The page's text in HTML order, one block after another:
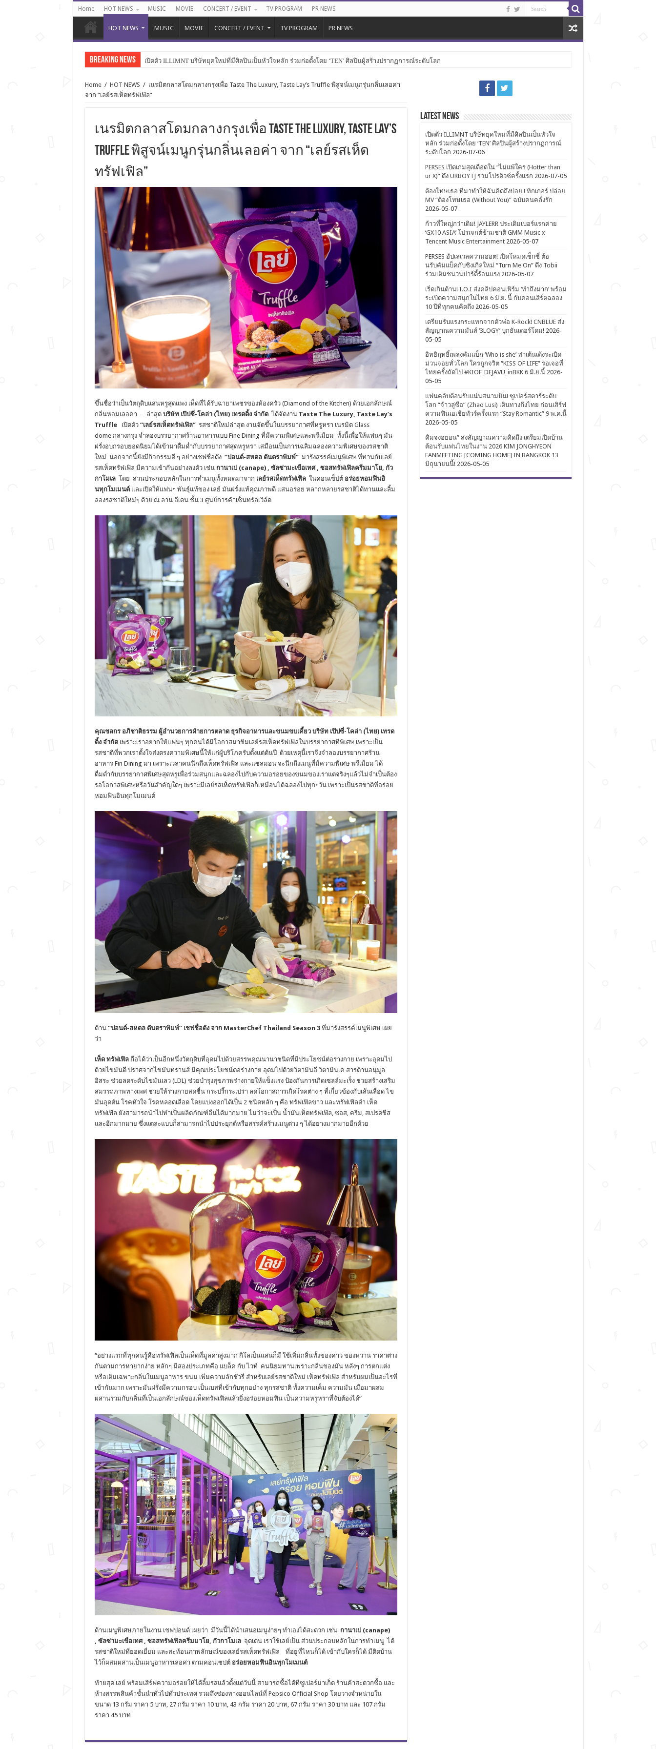
Home HOT NEWS MUSIC MOVIE CONCERT / EVENT TV PROGRAM PR NEWS
HOT NEWS MUSIC MOVIE CONCERT / EVENT TV PROGRAM PR NEWS
Breaking News เปิดตัว ILLIMNT บริษัทยุคใหม่ที่มีศิลปินเป็นหัวใจหลัก ร่วมก่อตั้งโดย ‘TEN’ ศิลปินผู้สร้างปรากฏการณ์ระดับโลก
Home / HOT NEWS / เนรมิตกลาสโดมกลางกรุงเพื่อ Taste The Luxury, Taste Lay’s Truffle พิสูจน์เมนูกรุ่นกลิ่นเลอค่า
จาก “เลย์รสเห็ดทรัฟเฟิล”
เนรมิตกลาสโดมกลางกรุงเพื่อ Taste The Luxury, Taste Lay’s
Truffle พิสูจน์เมนูกรุ่นกลิ่นเลอค่า จาก “เลย์รสเห็ด
ทรัฟเฟิล”
ขึ้นชื่อว่าเป็นวัตถุดิบแสนหรูสุดแพง เห็ดที่ได้รับฉายาเพชรของห้องครัว (Diamond of the Kitchen) ด้วยเอกลักษณ์
กลิ่นหอมเลอค่า … ล่าสุด บริษัท เป๊ปซี่-โคล่า (ไทย) เทรดดิ้ง จำกัดได้จัดงาน Taste The Luxury, Taste Lay’s
Truffle
เปิดตัว “เลย์รสเห็ดทรัฟเฟิล”รสชาติใหม่ล่าสุด งานจัดขึ้นในบรรยากาศที่หรูหรา เนรมิต Glass
dome กลางกรุง จำลองบรรยากาศร้านอาหารแบบ Fine Dining ที่มีความพิเศษและพรีเมียม ทั้งนี้เพื่อให้แฟนๆ มัน
ฝรั่งอบกรอบยอดนิยมได้เข้ามาดื่มด่ำกับบรรยากาศสุดหรูหรา เสมือนเป็นการเฉลิมฉลองความพิเศษของรสชาติ
ใหม่ นอกจากนี้ยังมีกิจกรรมดี ๆ อย่างเชฟชื่อดัง “ปอนด์-สหดล ตันตราพิมพ์”มารังสรรค์เมนูพิเศษ ที่ทานกับเลย์
รสเห็ดทรัฟเฟิล มีความเข้ากันอย่างลงตัว เช่น กานาเป (canape) , ซัลซ่ามะเขือเทศ , ซอสทรัฟเฟิลครีมมาโย, กัว
กาโมเลโดย ส่วนประกอบหลักในการทำเมนูทั้งหมดมาจาก เลย์รสเห็ดทรัฟเฟิลในคอนเซ็ปต์ อร่อยหอมฟินอิ
นทุกโมเมนต์ และเปิดให้แฟนๆ พันธุ์แท้ของ เลย์ มันฝรั่งแท้คุณภาพดี แสนอร่อย หลากหลายรสชาติได้ทานและลิ้ม
ลองรสชาติใหม่ๆ ด้วย ณ ลาน อีเดน ชั้น 3 ศูนย์การค้าเซ็นทรัลเวิล์ด
คุณชลกร อภิชาติธรรม ผู้อำนวยการฝ่ายการตลาด ธุรกิจอาหารและขนมขบเคี้ยว บริษัท เป๊ปซี่-โคล่า (ไทย) เทรด
ดิ้ง จำกัดเพราะเราอยากให้แฟนๆ ทุกคนได้มีโอกาสมาชิมเลย์รสเห็ดทรัฟเฟิลในบรรยากาศที่พิเศษ เพราะเป็น
รสชาติที่พวกเราตั้งใจส่งตรงความพิเศษนี้ให้แก่ผู้บริโภครับตั้งแต่ต้นปี ด้วยเหตุนี้เราจึงจำลองบรรยากาศร้าน
อาหาร Fin Dining มา เพราะเวลาคนนึกถึงเห็ดทรัฟเฟิล และแซลมอน จะนึกถึงเมนูที่มีความพิเศษ พรีเมียม ได้
ดื่มด่ำกับบรรยากาศพิเศษสุดหรูเพื่อร่วมสนุกและฉลองไปกับความอร่อยของขนมของเราแต่จริงๆแล้วไม่จำเป็นต้อง
รอโอกาสพิเศษหรือวันสำคัญใดๆ เพราะมีเลย์รสเห็ดทรัฟเฟิลก็เหมือนได้ฉลองไปทุกๆวัน เพราะเป็นรสชาติที่อร่อย
หอมฟินอินทุกโมเมนต์
ด้าน “ปอนด์-สหดล ตันตราพิมพ์” เชฟชื่อดัง จาก MasterChef Thailand Season 3ที่มารังสรรค์เมนูพิเศษ เผย
ว่า
เห็ด ทรัฟเฟิลถือได้ว่าเป็นอีกหนึ่งวัตถุดิบที่อุดมไปด้วยสรรพคุณนานาชนิดที่มีประโยชน์ต่อร่างกาย เพราะอุดมไป
ด้วยไขมันดี ปราศจากไขมันทรานส์ มีคุณประโยชน์ต่อร่างกาย อุดมไปด้วยวิตามินอี วิตามินเค สารต้านอนุมูล
อิสระ ช่วยลดระดับไขมันเลว (LDL) ช่วยบำรุงสุขภาพร่างกายให้แข็งแรง ป้องกันการเกิดเซลล์มะเร็ง ช่วยสร้างเสริม
สมรรถภาพทางเพศ ช่วยให้ร่างกายสดชื่น กระปรี้กระเปร่า ลดโอกาสการเกิดโรคต่าง ๆ ที่เกี่ยวข้องกับเส้นเลือด ไข
มันอุดตัน โรคหัวใจ โรคหลอดเลือด โดยแบ่งออกได้เป็น 2 ชนิดหลัก ๆ คือ ทรัฟเฟิลขาว และทรัฟเฟิลดำ เห็ด
ทรัฟเฟิล ยังสามารถนำไปทำเป็นผลิตภัณฑ์อื่นได้มากมาย ไม่ว่าจะเป็น น้ำมันเห็ดทรัฟเฟิล, ซอส, ครีม, สเปรดชีส
และอีกมากมาย ซึ่งแต่ละแบบก็สามารถนำไปประยุกต์หรือสรรค์สร้างเมนูต่าง ๆ ได้อย่างมากมายอีกด้วย
“อย่างแรกที่ทุกคนรู้คือทรัฟเฟิลเป็นเห็ดที่มูลค่าสูงมาก กิโลเป็นแสนก็มี ใช้เพิ่มกลิ่นทั้งของคาว ของหวาน ราคาต่าง
กันตามการหายากง่าย หลักๆ มีสองประเภทคือ แบล็ค กับ ไวท์ คนนิยมทานเพราะกลิ่นของมัน หลังๆ การตกแต่ง
หรือเติมเฉพาะกลิ่นในเมนูอาหาร ขนม เพิ่มความลักชัวรี่ สำหรับเลย์รสชาติใหม่ เห็ดทรัฟเฟิล สำหรับผมเป็นอะไรที่
เข้ากันมาก เพราะมันฝรั่งมีความกรอบ เป็นเบสที่เข้ากับทุกอย่าง ทุกรสชาติ ทั้งความเค็ม ความมัน เมื่อมาผสม
ผสานรวมกับกลิ่นที่เป็นเอกลักษณ์ของเห็ดทรัฟเฟิลแล้วยิ่งอร่อยหอมฟิน เป็นความหรูหราที่จับต้องได้”
ด้านเมนูพิเศษภายในงาน เชฟปอนด์ เผยว่า มีวันนี้ได้นำเสนอเมนูง่ายๆ ทำเองได้สะดวก เช่น กานาเป (canape)
, ซัลซ่ามะเขือเทศ , ซอสทรัฟเฟิลครีมมาโย, กัวกาโมเลจุดเด่น เราใช้เลย์เป็น ส่วนประกอบหลักในการทำเมนู ได้
รสชาติใหม่ที่ยอดเยี่ยม และสะท้อนภาพลักษณ์ของเลย์รสเห็ดทรัฟเฟิล ที่อยู่ที่ไหนก็ได้ เข้ากับใครก็ได้ มีติดบ้าน
ไว้ก็ผสมผสานเป็นเมนูอาหารเลอค่า ตามคอนเซปต์ อร่อยหอมฟินอินทุกโมเมนต์
ท้ายสุด เลย์ พร้อมเสิร์ฟความอร่อยให้ได้ลิ้มรสแล้วตั้งแต่วันนี้ สามารถซื้อได้ที่ซูเปอร์มาเก็ต ร้านค้าสะดวกซื้อ และ
ห้างสรรพสินค้าชั้นนำทั่วไปทั่วประเทศ รวมถึงช่องทางออนไลน์ที่ Pepsico Official Shop โดยวางจำหน่ายใน
ขนาด 13 กรัม ราคา 5 บาท, 27 กรัม ราคา 10 บาท, 43 กรัม ราคา 20 บาท, 67 กรัม ราคา 30 บาท และ 107 กรัม
ราคา 45 บาท
Latest News
เปิดตัว ILLIMNT บริษัทยุคใหม่ที่มีศิลปินเป็นหัวใจ
หลัก ร่วมก่อตั้งโดย ‘TEN’ ศิลปินผู้สร้างปรากฏการณ์
ระดับโลก 2026-07-06
PERSES เปิดเกมสุดเดือดใน “ไม่แพ้ใคร (Hotter than
ur X)” ดึง URBOYTJ ร่วมโปรดิวซ์ครั้งแรก 2026-07-05
ต้องโทษเธอ ที่มาทำให้ฉันคิดถึงบ่อย ! ทิกเกอร์ ปล่อย
MV “ต้องโทษเธอ (Without You)” ฉบับคนคลั่งรัก
2026-05-07
ก้าวที่ใหญ่กว่าเดิม! JAYLERR ประเดิมเบอร์แรกค่าย
‘GX10 ASIA’ โปรเจกต์ข้ามชาติ GMM Music x
Tencent Music Entertainment 2026-05-07
PERSES อัปเลเวลความฮอต! เปิดโหมดเซ็กซี่ ต้อ
นรับคัมแบ็คกับซิงเกิลใหม่ “Turn Me On” ดึง Tobii
ร่วมเติมชนวนปาร์ตี้ร้อนแรง 2026-05-07
เริ่ดเกินต้าน! I.O.I ส่งคลิปคอนเฟิร์ม ‘ทำถึงมาก’ พร้อม
ระเบิดความสนุกในไทย 6 มิ.ย. นี้ กับคอนเสิร์ตฉลอง
10 ปีที่ทุกคนคิดถึง 2026-05-05
เตรียมรับแรงกระแทกจากตัวพ่อ K-Rock! CNBLUE ส่ง
สัญญาณความมันส์ ‘3LOGY’ บุกธันเดอร์โดม! 2026-
05-05
อิทธิฤทธิ์เพลงคัมแบ็ก ‘Who is she’ ท่าเต้นเด้งระเบิด-
ม่วนจอยทั่วโลก ใครถูกจริต “KISS OF LIFE” รอเจอที่
ไทยครั้งถัดไป #KIOF_DEJAVU_inBKK 6 มิ.ย.นี้ 2026-
05-05
แฟนคลับต้อนรับแน่นสนามบิน! ซูเปอร์สตาร์ระดับ
โลก “จ้าวลู่ซือ” (Zhao Lusi) เดินทางถึงไทย ก่อนเสิร์ฟ
ความฟินเอเชียทัวร์ครั้งแรก “Stay Romantic” 9 พ.ค.นี้
2026-05-05
คิมจงฮยอน” ส่งสัญญาณความคิดถึง เตรียมเปิดบ้าน
ต้อนรับแฟนไทยในงาน 2026 KIM JONGHYEON
FANMEETING [COMING HOME] IN BANGKOK 13
มิถุนายนนี้! 2026-05-05